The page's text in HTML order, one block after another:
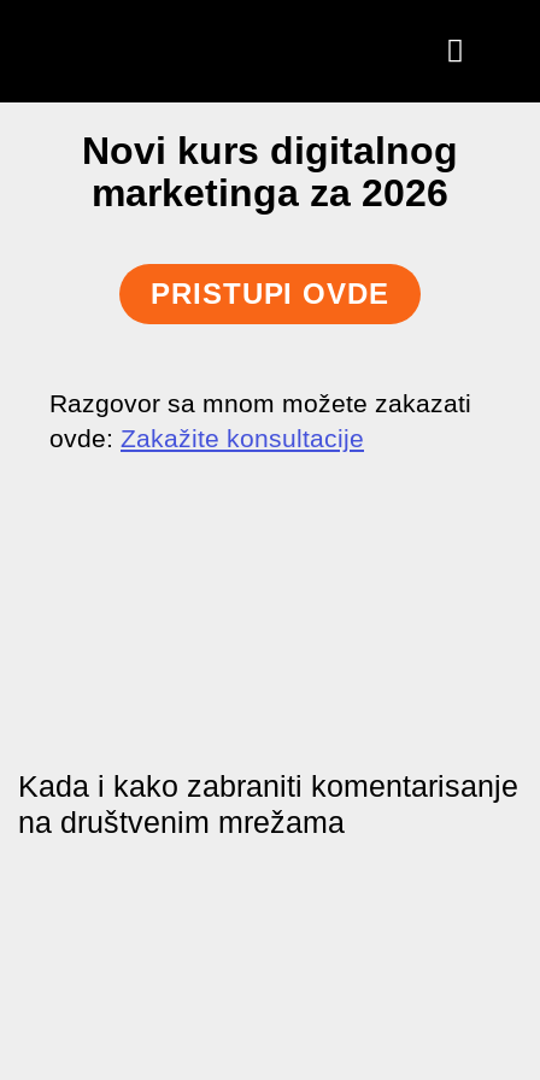
Novi kurs digitalnog
marketinga za 2026
PRISTUPI OVDE
Razgovor sa mnom možete zakazati
ovde: Zakažite konsultacije
Kada i kako zabraniti komentarisanje
na društvenim mrežama